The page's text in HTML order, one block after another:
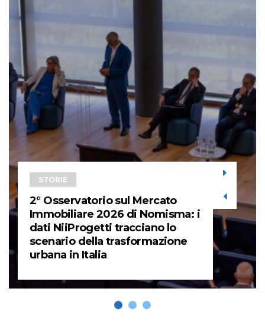
STORIE
2° Osservatorio sul Mercato
Immobiliare 2026 di Nomisma: i
dati NiiProgetti tracciano lo
scenario della trasformazione
urbana in Italia